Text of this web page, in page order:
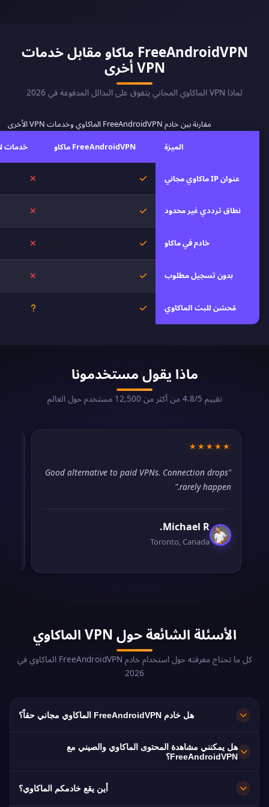
FreeAndroidVPN ماكاو مقابل خدمات
VPN أخرى
لماذا VPN الماكاوي المجاني يتفوق على البدائل المدفوعة في 2026
مقارنة بين خادم FreeAndroidVPN الماكاوي وخدمات VPN الأخرى
الميزة FreeAndroidVPN ماكاو خدمات VPN أخرى
عنوان IP ماكاوي مجاني نعم
نطاق ترددي غير محدود نعم
خادم في ماكاو نعم
بدون تسجيل مطلوب نعم
مُحسّن للبث الماكاوي نعم
ماذا يقول مستخدمونا
تقييم 4.8/5 من أكثر من 12,500 مستخدم حول العالم
★★★★★
"Good alternative to paid VPNs. Connection drops
rarely happen."
Michael R.
Toronto, Canada
الأسئلة الشائعة حول VPN الماكاوي
كل ما تحتاج معرفته حول استخدام خادم FreeAndroidVPN الماكاوي في
2026
هل خادم FreeAndroidVPN الماكاوي مجاني حقاً؟
بدون تكاليف خفية ولا فترات تجريبية ولا بطاقة ائتمان
دفع. نموذجنا المجاني مدعوم بميزات متميزة اختيارية –
هل يمكنني مشاهدة المحتوى الماكاوي والصيني مع
FreeAndroidVPN؟
خادمنا الماكاوي مُحسّن لبث TDM (تلفزيون ماكاو)
وLotus TV والمنصات الصينية المتاحة في ماكاو. يمكنك
أين يقع خادمكم الماكاوي؟